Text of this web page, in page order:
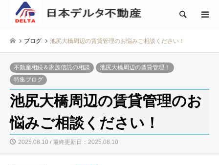
検索
ブログ 池尻大橋周辺の賃貸管理のお悩みご相談ください！
不動産相続＆家族信託の相談
池尻大橋周辺の賃貸管理！
特集ブログ
池尻大橋周辺の賃貸管理のお
悩みご相談ください！
2025.08.10 / 最終更新日：2025.08.10